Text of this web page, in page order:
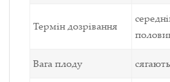
Термін дозрівання
Вага плоду